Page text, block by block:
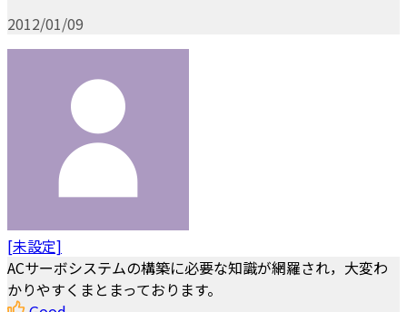
2012/01/09
[未設定]
ACサーボシステムの構築に必要な知識が網羅され，大変わ
かりやすくまとまっております。